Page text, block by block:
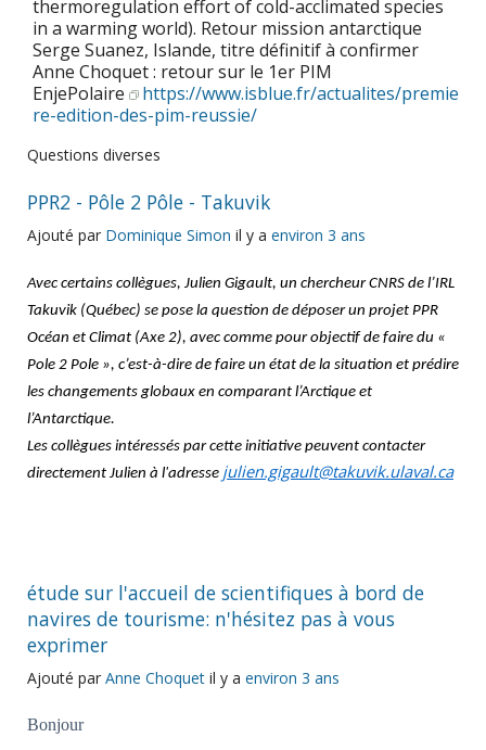
thermoregulation effort of cold-acclimated species
in a warming world). Retour mission antarctique
Serge Suanez, Islande, titre définitif à confirmer
Anne Choquet : retour sur le 1er PIM
EnjePolaire
https://www.isblue.fr/actualites/premie
re-edition-des-pim-reussie/
Questions diverses
PPR2 - Pôle 2 Pôle - Takuvik
Ajouté par Dominique Simon il y a environ 3 ans
Avec certains collègues, Julien Gigault, un chercheur CNRS de l’IRL
Takuvik (Québec) se pose la question de déposer un projet PPR
Océan et Climat (Axe 2), avec comme pour objectif de faire du «
Pole 2 Pole », c’est-à-dire de faire un état de la situation et prédire
les changements globaux en comparant l’Arctique et
l’Antarctique.
Les collègues intéressés par cette initiative peuvent contacter
directement Julien à l'adresse julien.gigault@takuvik.ulaval.ca
étude sur l'accueil de scientifiques à bord de
navires de tourisme: n'hésitez pas à vous
exprimer
Ajouté par Anne Choquet il y a environ 3 ans
Bonjour